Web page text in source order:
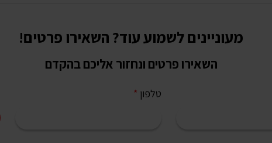
מעוניינים לשמוע עוד? השאירו פרטים!
השאירו פרטים ונחזור אליכם בהקדם
טלפון *